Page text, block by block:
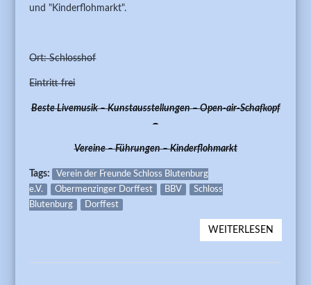
und "Kinderflohmarkt".
Ort: Schlosshof
Eintritt frei
Beste Livemusik – Kunstausstellungen – Open-air-Schafkopf
–
Vereine – Führungen – Kinderflohmarkt
Tags:
Verein der Freunde Schloss Blutenburg
e.V.
Obermenzinger Dorffest BBV
Schloss
Blutenburg
Dorffest
WEITERLESEN